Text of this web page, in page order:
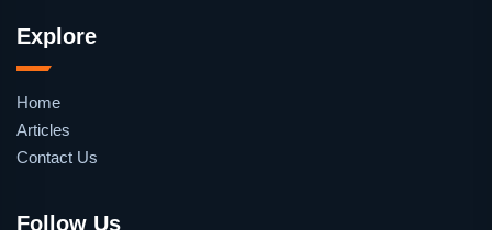
Explore
Home
Articles
Contact Us
Follow Us